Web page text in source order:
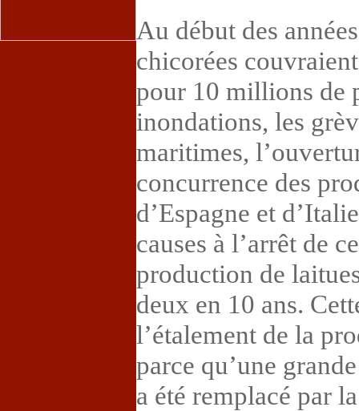
Au début des
chicorées
pour 10 millions de
inondations, les
maritimes,
concurrence des
d’Espagne et
causes à l’arrêt de
production de
deux en 10 ans.
l’étalement de la
parce qu’une
a été remplacé par